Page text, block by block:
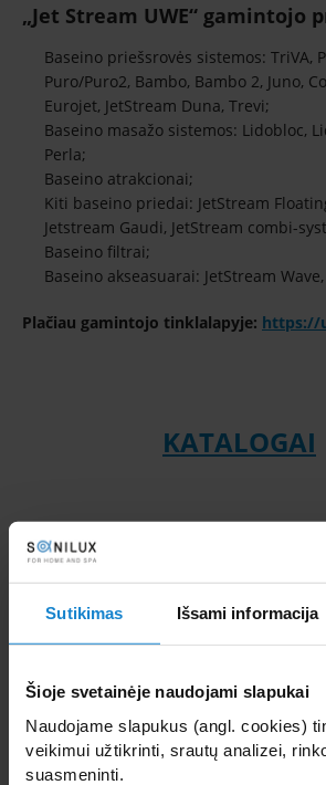
Sutikimas Išsami informacija
Šioje svetainėje naudojami slapukai
Naudojame slapukus (angl. cookies)
veikimui užtikrinti, srautų analizei,
suasmeninti.
„Jet Stream UWE“ gamintojo
Baseino priešsrovės sistemos: TriVA,
Puro/Puro2, Bambo, Bambo 2, Juno,
Eurojet, JetStream Duna, Trevi;
Baseino masažo sistemos: Lidobloc,
Perla;
Baseino atrakcionai;
Kiti baseino priedai: JetStream
Jetstream Gaudi, JetStream combi-
Baseino filtrai;
Baseino akseasuarai: JetStream
Plačiau gamintojo tinklalapyje: https://
KATALOGAI